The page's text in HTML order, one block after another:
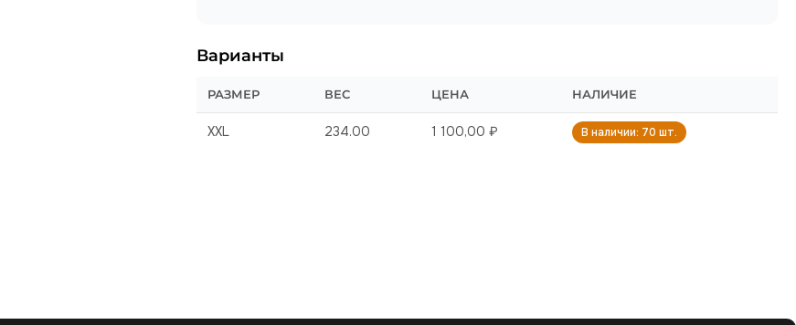
Варианты
РАЗМЕР ВЕС ЦЕНА НАЛИЧИЕ
XXL 234.00 1 100,00 ₽ В наличии: 70 шт.